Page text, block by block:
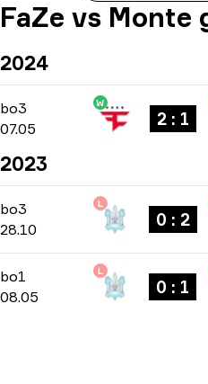
FaZe vs Monte
2024
bo3 -bo3
07.05
W
2 : 1
2023
bo3 -bo3
28.10
L
0 : 2
bo1 Challengers Stage-bo1
08.05
L
0 : 1